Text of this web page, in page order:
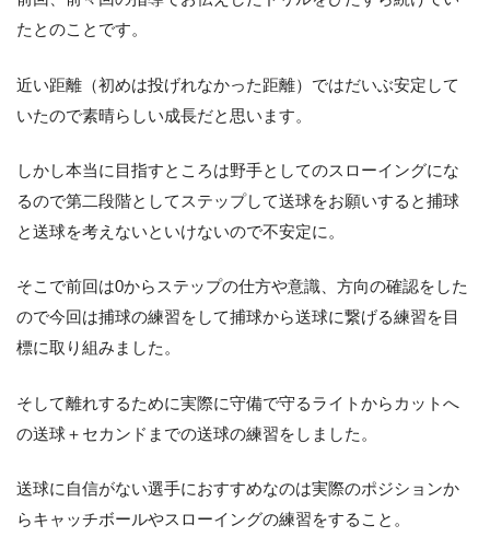
たとのことです。
近い距離（初めは投げれなかった距離）ではだいぶ安定して
いたので素晴らしい成長だと思います。
しかし本当に目指すところは野手としてのスローイングにな
るので第二段階としてステップして送球をお願いすると捕球
と送球を考えないといけないので不安定に。
そこで前回は0からステップの仕方や意識、方向の確認をした
ので今回は捕球の練習をして捕球から送球に繋げる練習を目
標に取り組みました。
そして離れするために実際に守備で守るライトからカットへ
の送球＋セカンドまでの送球の練習をしました。
送球に自信がない選手におすすめなのは実際のポジションか
らキャッチボールやスローイングの練習をすること。